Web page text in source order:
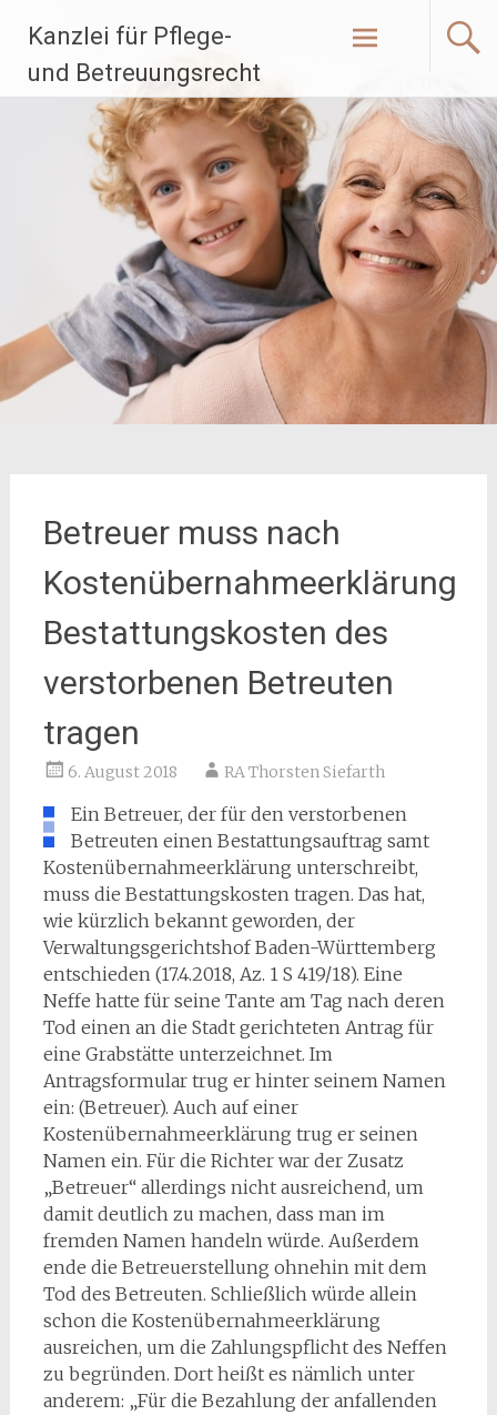
Inhalt
springen
Kanzlei für Pflege-
und Betreuungsrecht
Betreuer muss nach
Kostenübernahmeerklärung
Bestattungskosten des
verstorbenen Betreuten
tragen
6. August 2018 RA Thorsten Siefarth
Ein Betreuer, der für den verstorbenen
Betreuten einen Bestattungsauftrag samt
Kostenübernahmeerklärung unterschreibt,
muss die Bestattungskosten tragen. Das hat,
wie kürzlich bekannt geworden, der
Verwaltungsgerichtshof Baden-Württemberg
entschieden (17.4.2018, Az. 1 S 419/18). Eine
Neffe hatte für seine Tante am Tag nach deren
Tod einen an die Stadt gerichteten Antrag für
eine Grabstätte unterzeichnet. Im
Antragsformular trug er hinter seinem Namen
ein: (Betreuer). Auch auf einer
Kostenübernahmeerklärung trug er seinen
Namen ein. Für die Richter war der Zusatz
„Betreuer“ allerdings nicht ausreichend, um
damit deutlich zu machen, dass man im
fremden Namen handeln würde. Außerdem
ende die Betreuerstellung ohnehin mit dem
Tod des Betreuten. Schließlich würde allein
schon die Kostenübernahmeerklärung
ausreichen, um die Zahlungspflicht des Neffen
zu begründen. Dort heißt es nämlich unter
anderem: „Für die Bezahlung der anfallenden